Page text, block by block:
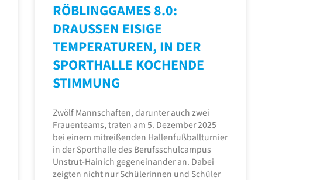
RÖBLINGGAMES 8.0:
DRAUSSEN EISIGE
TEMPERATUREN, IN DER
SPORTHALLE KOCHENDE
STIMMUNG
Zwölf Mannschaften, darunter auch zwei
Frauenteams, traten am 5. Dezember 2025
bei einem mitreißenden Hallenfußballturnier
in der Sporthalle des Berufsschulcampus
Unstrut-Hainich gegeneinander an. Dabei
zeigten nicht nur Schülerinnen und Schüler